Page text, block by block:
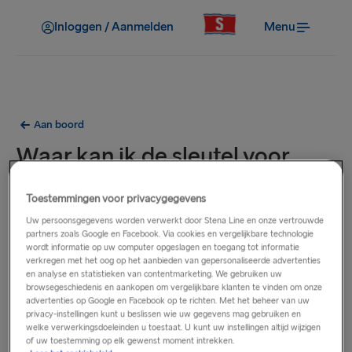
Inloggen / Aanmelden Menu
Aan boord
Waar kan ik de sleutel voor
mijn hut afhalen?
Je hutsleutel wordt uitgegeven bij het inchecken indien je
vooraf een hut hebt geboekt. Als je aan boord naar een hut
upgradet, zal onze Guest Service je een sleutel verstrekken.
Gerelateerde vragen
Toestemmingen voor privacygegevens
Uw persoonsgegevens worden verwerkt door Stena Line en onze vertrouwde
partners zoals Google en Facebook. Via cookies en vergelijkbare technologie
wordt informatie op uw computer opgeslagen en toegang tot informatie
verkregen met het oog op het aanbieden van gepersonaliseerde advertenties
en analyse en statistieken van contentmarketing. We gebruiken uw
browsegeschiedenis en aankopen om vergelijkbare klanten te vinden om onze
advertenties op Google en Facebook op te richten. Met het beheer van uw
privacy-instellingen kunt u beslissen wie uw gegevens mag gebruiken en
welke verwerkingsdoeleinden u toestaat. U kunt uw instellingen altijd wijzigen
of uw toestemming op elk gewenst moment intrekken.